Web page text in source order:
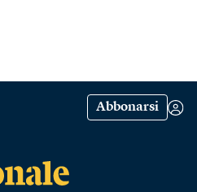
Abbonarsi